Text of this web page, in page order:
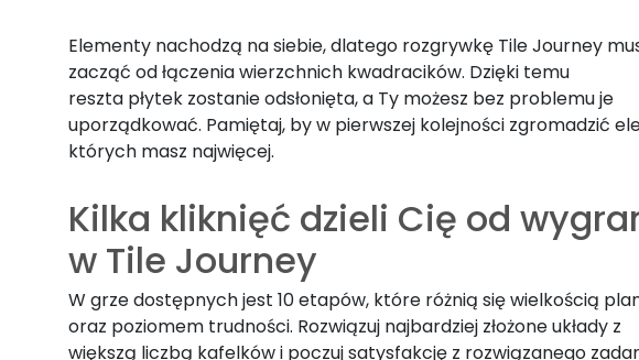
Elementy nachodzą na siebie, dlatego rozgrywkę Tile Journey
zacząć od łączenia wierzchnich kwadracików. Dzięki temu
reszta płytek zostanie odsłonięta, a Ty możesz bez problemu je
uporządkować. Pamiętaj, by w pierwszej kolejności zgromadzić
których masz najwięcej.
Kilka kliknięć dzieli Cię od
w Tile Journey
W grze dostępnych jest 10 etapów, które różnią się wielkością
oraz poziomem trudności. Rozwiązuj najbardziej złożone układy z
większą liczbą kafelków i poczuj satysfakcję z rozwiązanego